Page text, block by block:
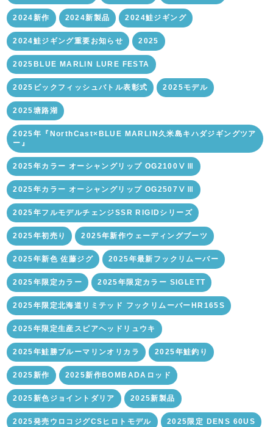
2024新作 2024新製品 2024鮭ジギング
2024鮭ジギング重要お知らせ 2025
2025BLUE MARLIN LURE FESTA
2025ビックフィッシュバトル表彰式 2025モデル
2025塘路湖
2025年『NorthCast×BLUE MARLIN久米島キハダジギングツア
ー』
2025年カラー オーシャングリップ OG2100ⅤⅢ
2025年カラー オーシャングリップ OG2507ⅤⅢ
2025年フルモデルチェンジSSR RIGIDシリーズ
2025年初売り 2025年新作ウェーディングブーツ
2025年新色 佐藤ジグ 2025年最新フックリムーバー
2025年限定カラー 2025年限定カラー SIGLETT
2025年限定北海道リミテッド フックリムーバーHR165S
2025年限定生産スピアヘッドリュウキ
2025年鮭勝ブルーマリンオリカラ 2025年鮭釣り
2025新作 2025新作BOMBADAロッド
2025新色ジョイントダリア 2025新製品
2025発売ウロコジグCSヒロトモデル 2025限定 DENS 60US